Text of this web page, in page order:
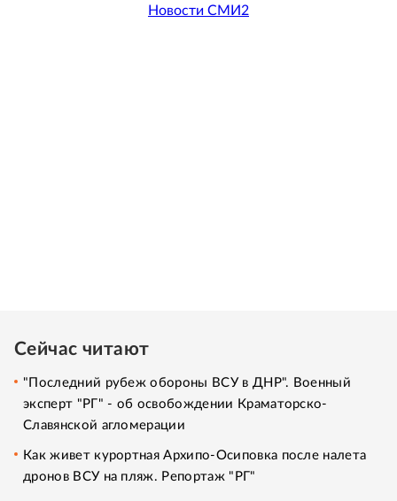
Новости СМИ2
Сейчас читают
"Последний рубеж обороны ВСУ в ДНР". Военный
эксперт "РГ" - об освобождении Краматорско-
Славянской агломерации
Как живет курортная Архипо-Осиповка после налета
дронов ВСУ на пляж. Репортаж "РГ"